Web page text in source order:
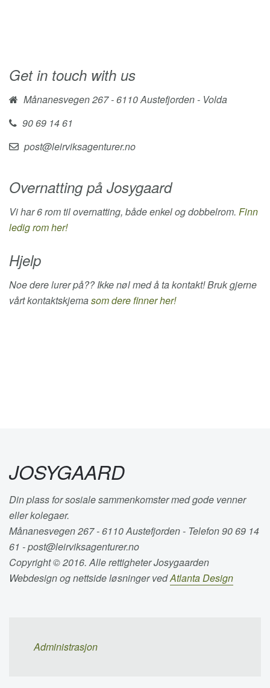
Get in touch with us
Månanesvegen 267 - 6110 Austefjorden - Volda
90 69 14 61
post@leirviksagenturer.no
Overnatting på Josygaard
Vi har 6 rom til overnatting, både enkel og dobbelrom. Finn
ledig rom her!
Hjelp
Noe dere lurer på?? Ikke nøl med å ta kontakt! Bruk gjerne
vårt kontaktskjemasom dere finner her!
JOSYGAARD
Din plass for sosiale sammenkomster med gode venner
eller kolegaer.
Månanesvegen 267 - 6110 Austefjorden - Telefon 90 69 14
61 - post@leirviksagenturer.no
Copyright © 2016. Alle rettigheter Josygaarden
Webdesign og nettside løsninger vedAtlanta Design
Administrasjon